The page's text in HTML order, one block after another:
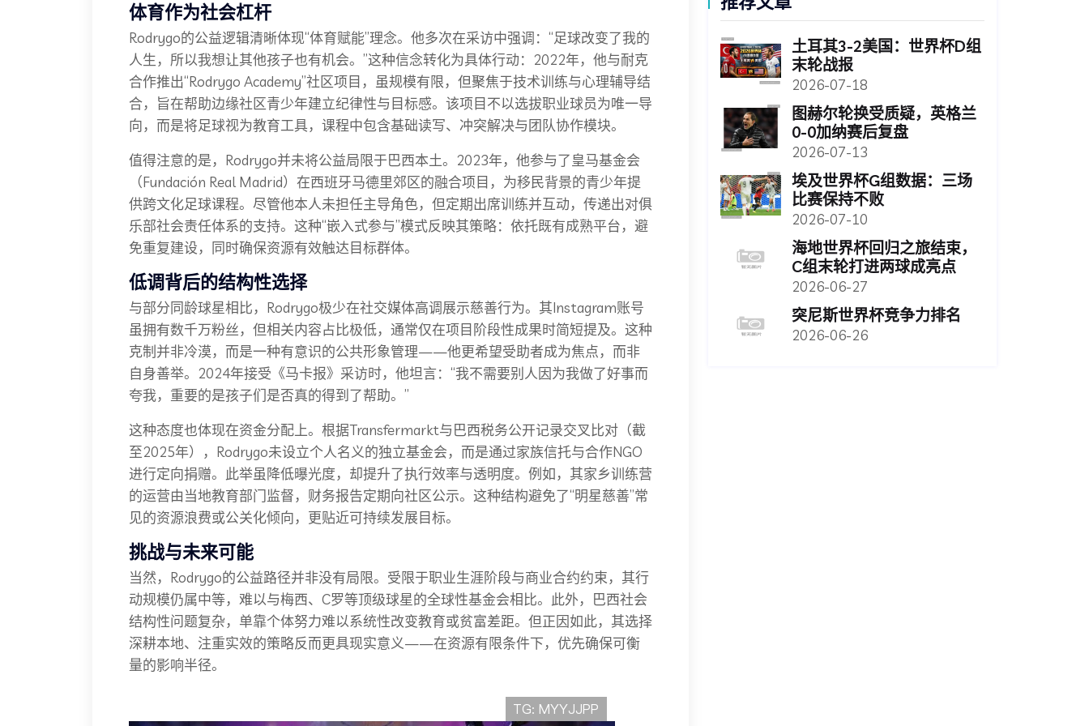
体育作为社会杠杆
Rodrygo的公益逻辑清晰体现“体育赋能”理念。他多次在采访中强调：“足球改变了我的
人生，所以我想让其他孩子也有机会。”这种信念转化为具体行动：2022年，他与耐克
合作推出“Rodrygo Academy”社区项目，虽规模有限，但聚焦于技术训练与心理辅导结
合，旨在帮助边缘社区青少年建立纪律性与目标感。该项目不以选拔职业球员为唯一导
向，而是将足球视为教育工具，课程中包含基础读写、冲突解决与团队协作模块。
值得注意的是，Rodrygo并未将公益局限于巴西本土。2023年，他参与了皇马基金会
（Fundación Real Madrid）在西班牙马德里郊区的融合项目，为移民背景的青少年提
供跨文化足球课程。尽管他本人未担任主导角色，但定期出席训练并互动，传递出对俱
乐部社会责任体系的支持。这种“嵌入式参与”模式反映其策略：依托既有成熟平台，避
免重复建设，同时确保资源有效触达目标群体。
低调背后的结构性选择
与部分同龄球星相比，Rodrygo极少在社交媒体高调展示慈善行为。其Instagram账号
虽拥有数千万粉丝，但相关内容占比极低，通常仅在项目阶段性成果时简短提及。这种
克制并非冷漠，而是一种有意识的公共形象管理——他更希望受助者成为焦点，而非
自身善举。2024年接受《马卡报》采访时，他坦言：“我不需要别人因为我做了好事而
夸我，重要的是孩子们是否真的得到了帮助。”
这种态度也体现在资金分配上。根据Transfermarkt与巴西税务公开记录交叉比对（截
至2025年），Rodrygo未设立个人名义的独立基金会，而是通过家族信托与合作NGO
进行定向捐赠。此举虽降低曝光度，却提升了执行效率与透明度。例如，其家乡训练营
的运营由当地教育部门监督，财务报告定期向社区公示。这种结构避免了“明星慈善”常
见的资源浪费或公关化倾向，更贴近可持续发展目标。
挑战与未来可能
当然，Rodrygo的公益路径并非没有局限。受限于职业生涯阶段与商业合约约束，其行
动规模仍属中等，难以与梅西、C罗等顶级球星的全球性基金会相比。此外，巴西社会
结构性问题复杂，单靠个体努力难以系统性改变教育或贫富差距。但正因如此，其选择
深耕本地、注重实效的策略反而更具现实意义——在资源有限条件下，优先确保可衡
量的影响半径。
土耳其3-2美国：世界杯D组
末轮战报
2026-07-18
图赫尔轮换受质疑，英格兰
0-0加纳赛后复盘
2026-07-13
埃及世界杯G组数据：三场
比赛保持不败
2026-07-10
海地世界杯回归之旅结束，
C组末轮打进两球成亮点
2026-06-27
突尼斯世界杯竞争力排名
2026-06-26